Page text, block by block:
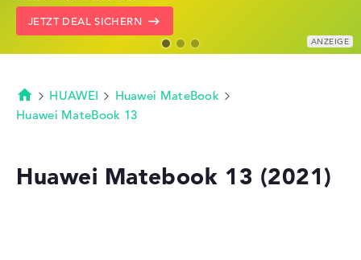
Kaufberatung
Technik & Wissen
JETZT DEAL SICHERN
ZU DEN HP ANGEBOTEN
LENOVO DEALS ZEIGEN
Startseite
HUAWEI
Huawei MateBook
Huawei MateBook 13
Huawei Matebook 13 (2021)